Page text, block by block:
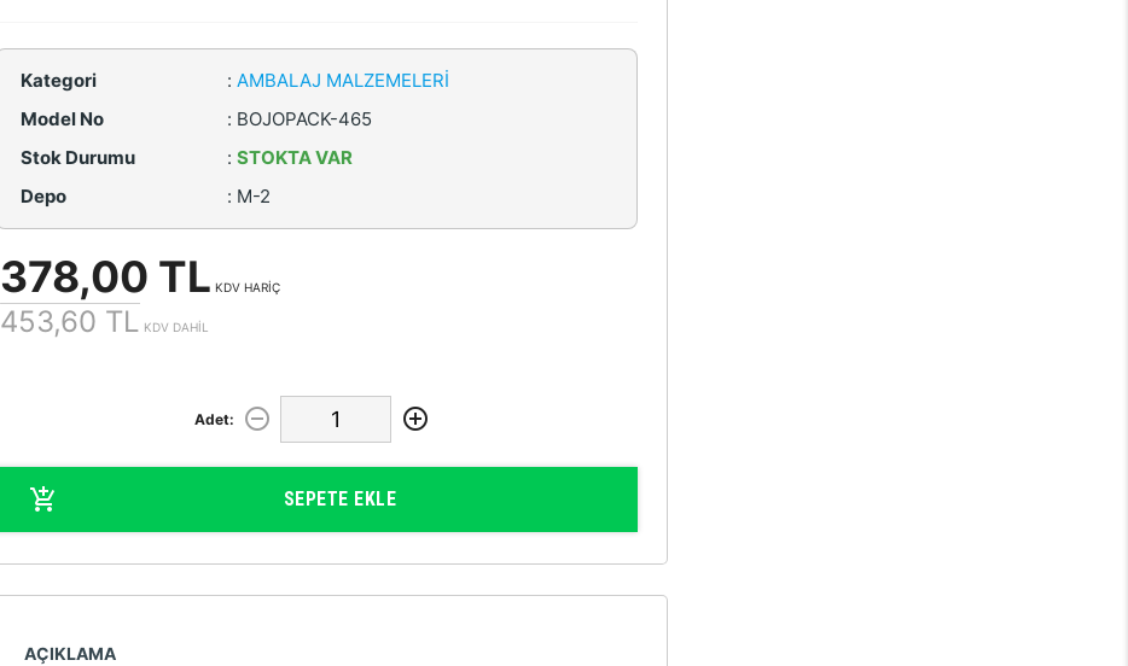
Kategori : AMBALAJ MALZEMELERI
Model No
: BOJOPACK-465
Stok Durumu
: STOKTA VAR
Depo
: M-2
378,00 TL KDV HARİÇ
453,60 TL KDV DAHİL
Adet:
SEPETE EKLE
AÇIKLAMA